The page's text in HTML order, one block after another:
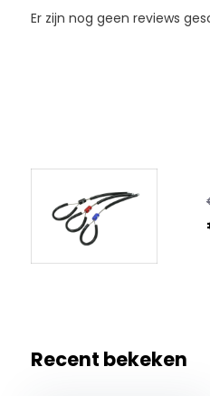
Er zijn nog geen reviews
Recent bekeken